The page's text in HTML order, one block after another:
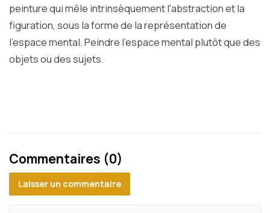
peinture qui mêle intrinsèquement l'abstraction et la
figuration, sous la forme de la représentation de
l'espace mental. Peindre l'espace mental plutôt que des
objets ou des sujets.
Commentaires (0)
Laisser un commentaire